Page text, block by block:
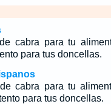
cabra para tu
para tus doncellas.
cabra para tu
para tus doncellas.